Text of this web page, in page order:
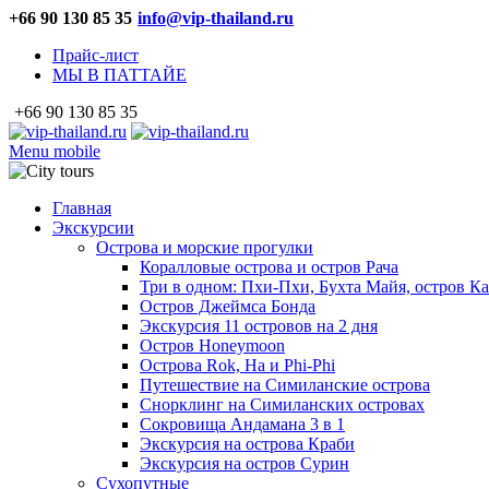
+66 90 130 85 35 info@vip-thailand.ru
Прайс-лист
МЫ В ПАТТАЙЕ
+66 90 130 85 35
Menu mobile
Главная
Экскурсии
Острова и морские прогулки
Коралловые острова и остров Рача
Три в одном: Пхи-Пхи, Бухта Майя, остров
Остров Джеймса Бонда
Экскурсия 11 островов на 2 дня
Остров Honeymoon
Острова Rok, Ha и Phi-Phi
Путешествие на Симиланские острова
Снорклинг на Симиланских островах
Сокровища Андамана 3 в 1
Экскурсия на острова Краби
Экскурсия на остров Сурин
Сухопутные